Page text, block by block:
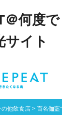
何度
サイト
の他飲食店 > 百名伽藍